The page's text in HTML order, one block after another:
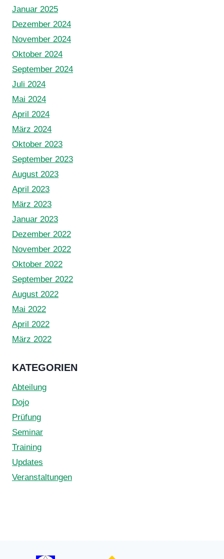
Januar 2025
Dezember 2024
November 2024
Oktober 2024
September 2024
Juli 2024
Mai 2024
April 2024
März 2024
Oktober 2023
September 2023
August 2023
April 2023
März 2023
Januar 2023
Dezember 2022
November 2022
Oktober 2022
September 2022
August 2022
Mai 2022
April 2022
März 2022
KATEGORIEN
Abteilung
Dojo
Prüfung
Seminar
Training
Updates
Veranstaltungen